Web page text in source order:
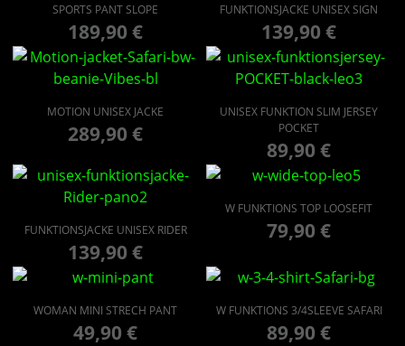
SPORTS PANT SLOPE
189,90€
FUNKTIONSJACKE UNISEX SIGN
139,90€
MOTION UNISEX JACKE
289,90€
UNISEX FUNKTION SLIM JERSEY
POCKET
89,90€
FUNKTIONSJACKE UNISEX RIDER
139,90€
W FUNKTIONS TOP LOOSEFIT
79,90€
WOMAN MINI STRECH PANT
49,90€
W FUNKTIONS 3/4SLEEVE SAFARI
89,90€